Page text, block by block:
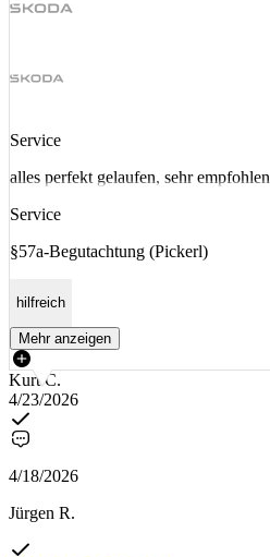
Service
alles perfekt gelaufen, sehr empfohlen
Service
§57a-Begutachtung (Pickerl)
hilfreich
Mehr anzeigen
Kurt C.
4/23/2026
4/18/2026
Jürgen R.